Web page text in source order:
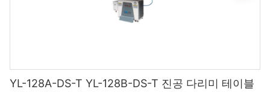
YL-128A-DS-T YL-128B-DS-T 진공 다리미 테이블